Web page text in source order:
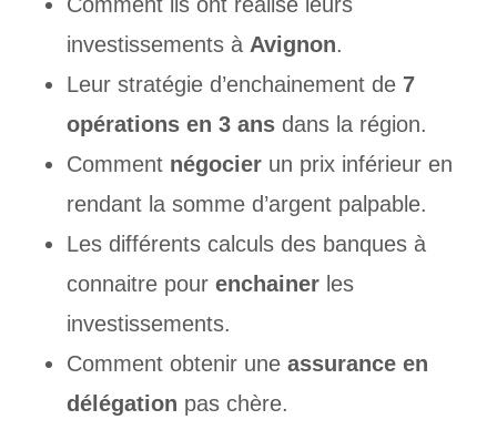
investissements à Avignon.
Leur stratégie d’enchainement de 7
opérations en 3 ansdans la région.
Comment négocierun prix inférieur en
rendant la somme d’argent palpable.
Les différents calculs des banques à
connaitre pour enchainerles
investissements.
Comment obtenir une assurance en
délégation pas chère.